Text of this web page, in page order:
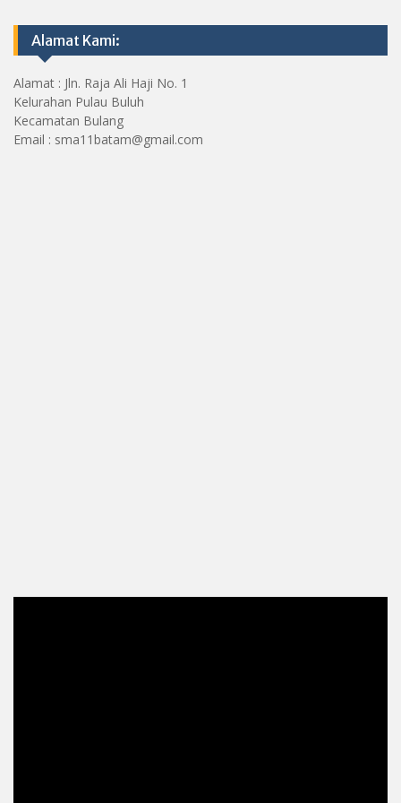
Alamat Kami:
Alamat : Jln. Raja Ali Haji No. 1
Kelurahan Pulau Buluh
Kecamatan Bulang
Email : sma11batam@gmail.com